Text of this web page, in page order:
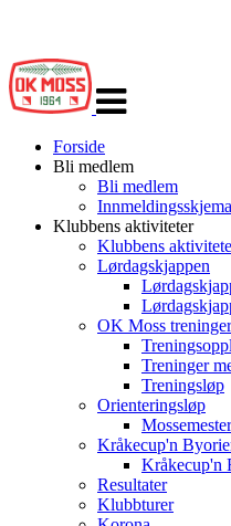
navigasjon
Forside
Bli medlem
Bli medlem
Innmeldingsskjema
Klubbens aktiviteter
Klubbens
Lørdagskjappen
OK Moss treninger
Treninger
Treningsløp
Orienteringsløp
Kråkecup'n
Kråkecup'n
Resultater
Klubbturer